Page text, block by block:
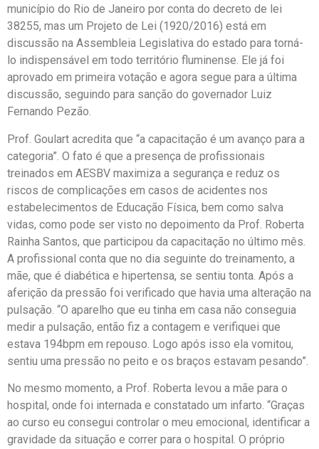
município do Rio de Janeiro por conta do decreto de lei
38255, mas um Projeto de Lei (1920/2016) está em
discussão na Assembleia Legislativa do estado para torná-
lo indispensável em todo território fluminense. Ele já foi
aprovado em primeira votação e agora segue para a última
discussão, seguindo para sanção do governador Luiz
Fernando Pezão.
Prof. Goulart acredita que “a capacitação é um avanço para a
categoria”. O fato é que a presença de profissionais
treinados em AESBV maximiza a segurança e reduz os
riscos de complicações em casos de acidentes nos
estabelecimentos de Educação Física, bem como salva
vidas, como pode ser visto no depoimento da Prof. Roberta
Rainha Santos, que participou da capacitação no último mês.
A profissional conta que no dia seguinte do treinamento, a
mãe, que é diabética e hipertensa, se sentiu tonta. Após a
aferição da pressão foi verificado que havia uma alteração na
pulsação. “O aparelho que eu tinha em casa não conseguia
medir a pulsação, então fiz a contagem e verifiquei que
estava 194bpm em repouso. Logo após isso ela vomitou,
sentiu uma pressão no peito e os braços estavam pesando”.
No mesmo momento, a Prof. Roberta levou a mãe para o
hospital, onde foi internada e constatado um infarto. “Graças
ao curso eu consegui controlar o meu emocional, identificar a
gravidade da situação e correr para o hospital. O próprio